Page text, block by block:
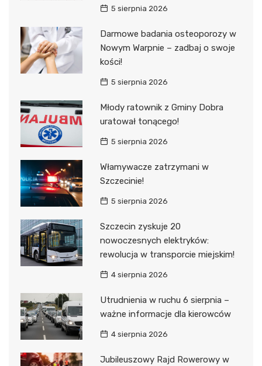
5 sierpnia 2026
Darmowe badania osteoporozy w
Nowym Warpnie – zadbaj o swoje
kości!
5 sierpnia 2026
Młody ratownik z Gminy Dobra
uratował tonącego!
5 sierpnia 2026
Włamywacze zatrzymani w
Szczecinie!
5 sierpnia 2026
Szczecin zyskuje 20
nowoczesnych elektryków:
rewolucja w transporcie miejskim!
4 sierpnia 2026
Utrudnienia w ruchu 6 sierpnia –
ważne informacje dla kierowców
4 sierpnia 2026
Jubileuszowy Rajd Rowerowy w